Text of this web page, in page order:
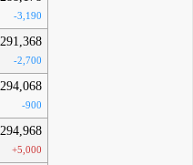
-3,190
291,368
-2,700
294,068
-900
294,968
+5,000